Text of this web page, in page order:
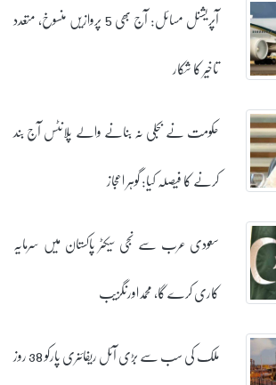
آپریشنل مسائل: آج بھی 5 پروازیں منسوخ، متعدد
تاخیر کا شکار
حکومت نے بجلی نہ بنانے والے پلانٹس آج بند
کرنے کا فیصلہ کیا: گوہر اعجاز
سعودی عرب سے نجی سیکٹر پاکستان میں سرمایہ
کاری کرے گا، محمداورنگزیب
ملک کی سب سے بڑی آئل ریفائنری پارکو 38 روز